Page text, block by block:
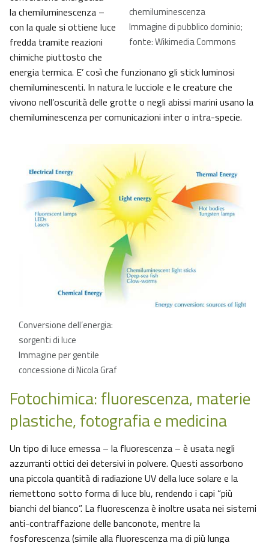
chemiluminescenza
Immagine di pubblico dominio;
fonte: Wikimedia Commons
la chemiluminescenza –
con la quale si ottiene luce
fredda tramite reazioni
chimiche piuttosto che
energia termica. E’ così che funzionano gli stick luminosi
chemiluminescenti. In natura le lucciole e le creature che
vivono nell’oscurità delle grotte o negli abissi marini usano la
chemiluminescenza per comunicazioni inter o intra-specie.
Conversione dell’energia:
sorgenti di luce
Immagine per gentile
concessione di Nicola Graf
Fotochimica: fluorescenza, materie
plastiche, fotografia e medicina
Un tipo di luce emessa – la fluorescenza – è usata negli
azzurranti ottici dei detersivi in polvere. Questi assorbono
una piccola quantità di radiazione UV della luce solare e la
riemettono sotto forma di luce blu, rendendo i capi “più
bianchi del bianco”. La fluorescenza è inoltre usata nei sistemi
anti-contraffazione delle banconote, mentre la
fosforescenza (simile alla fluorescenza ma di più lunga